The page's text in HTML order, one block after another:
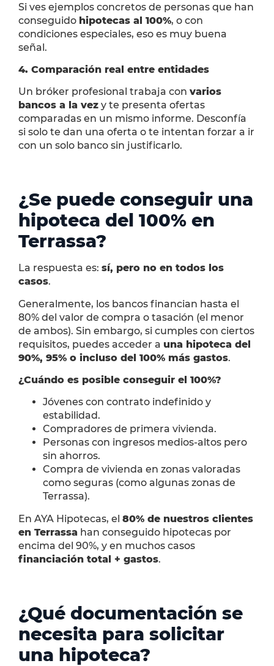
Si ves ejemplos concretos de personas que han
conseguido hipotecas al 100%, o con
condiciones especiales, eso es muy buena
señal.
4. Comparación real entre entidades
Un bróker profesional trabaja con varios
bancos a la vez y te presenta ofertas
comparadas en un mismo informe. Desconfía
si solo te dan una oferta o te intentan forzar a ir
con un solo banco sin justificarlo.
¿Se puede conseguir una
hipoteca del 100% en
Terrassa?
La respuesta es: sí, pero no en todos los
casos.
Generalmente, los bancos financian hasta el
80% del valor de compra o tasación (el menor
de ambos). Sin embargo, si cumples con ciertos
requisitos, puedes acceder a una hipoteca del
90%, 95% o incluso del 100% más gastos.
¿Cuándo es posible conseguir el 100%?
Jóvenes con contrato indefinido y
estabilidad.
Compradores de primera vivienda.
Personas con ingresos medios-altos pero
sin ahorros.
Compra de vivienda en zonas valoradas
como seguras (como algunas zonas de
Terrassa).
En AYA Hipotecas, el 80% de nuestros clientes
en Terrassa han conseguido hipotecas por
encima del 90%, y en muchos casos
financiación total + gastos.
¿Qué documentación se
necesita para solicitar
una hipoteca?